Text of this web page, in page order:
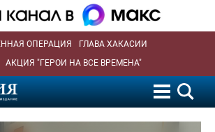
ОПЕРАЦИЯ
ГЛАВА ХАКАСИИ
АКЦИЯ "ГЕРОИ НА ВСЕ ВРЕМЕНА"